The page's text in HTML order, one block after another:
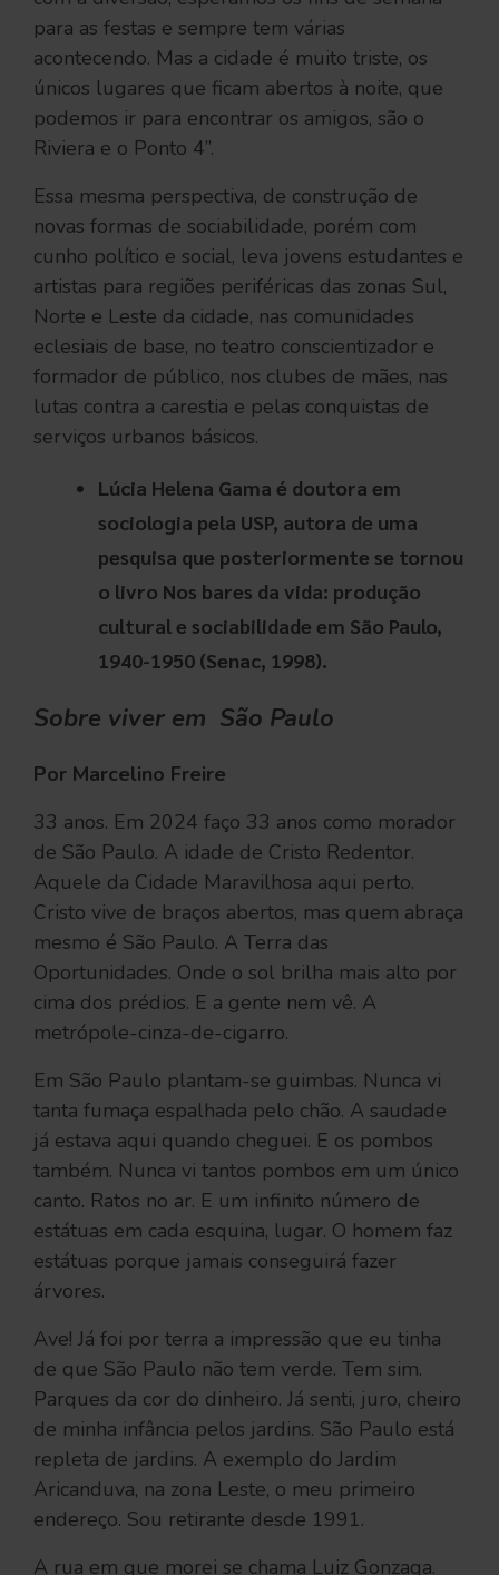
para as festas e sempre tem várias
acontecendo. Mas a cidade é muito triste, os
únicos lugares que ficam abertos à noite, que
podemos ir para encontrar os amigos, são o
Riviera e o Ponto 4”.
Essa mesma perspectiva, de construção de
novas formas de sociabilidade, porém com
cunho político e social, leva jovens estudantes e
artistas para regiões periféricas das zonas Sul,
Norte e Leste da cidade, nas comunidades
eclesiais de base, no teatro conscientizador e
formador de público, nos clubes de mães, nas
lutas contra a carestia e pelas conquistas de
serviços urbanos básicos.
Lúcia Helena Gama é doutora em
sociologia pela USP, autora de uma
pesquisa que posteriormente se tornou
o livro Nos bares da vida: produção
cultural e sociabilidade em São Paulo,
1940-1950 (Senac, 1998).
Sobre viver em São Paulo
Por Marcelino Freire
33 anos. Em 2024 faço 33 anos como morador
de São Paulo. A idade de Cristo Redentor.
Aquele da Cidade Maravilhosa aqui perto.
Cristo vive de braços abertos, mas quem abraça
mesmo é São Paulo. A Terra das
Oportunidades. Onde o sol brilha mais alto por
cima dos prédios. E a gente nem vê. A
metrópole-cinza-de-cigarro.
Em São Paulo plantam-se guimbas. Nunca vi
tanta fumaça espalhada pelo chão. A saudade
já estava aqui quando cheguei. E os pombos
também. Nunca vi tantos pombos em um único
canto. Ratos no ar. E um infinito número de
estátuas em cada esquina, lugar. O homem faz
estátuas porque jamais conseguirá fazer
árvores.
Ave! Já foi por terra a impressão que eu tinha
de que São Paulo não tem verde. Tem sim.
Parques da cor do dinheiro. Já senti, juro, cheiro
de minha infância pelos jardins. São Paulo está
repleta de jardins. A exemplo do Jardim
Aricanduva, na zona Leste, o meu primeiro
endereço. Sou retirante desde 1991.
A rua em que morei se chama Luiz Gonzaga.